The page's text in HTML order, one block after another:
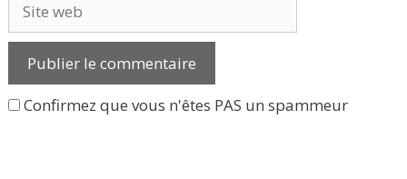
web
Confirmez que vous n'êtes PAS un spammeur